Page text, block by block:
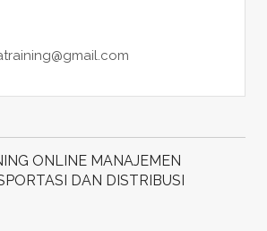
ONLINE MANAJEMEN
DAN DISTRIBUSI